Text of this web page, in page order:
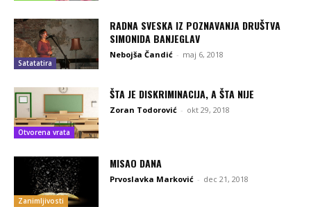
Satatatira
RADNA SVESKA IZ POZNAVANJA DRUŠTVA
SIMONIDA BANJEGLAV
Nebojša Čandić - maj 6, 2018
Otvorena vrata
ŠTA JE DISKRIMINACIJA, A ŠTA NIJE
Zoran Todorović - okt 29, 2018
Zanimljivosti
MISAO DANA
Prvoslavka Marković - dec 21, 2018